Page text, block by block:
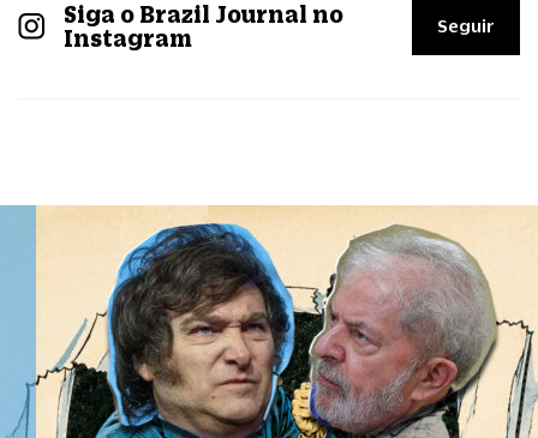
Siga o Brazil Journal no
Instagram
Seguir